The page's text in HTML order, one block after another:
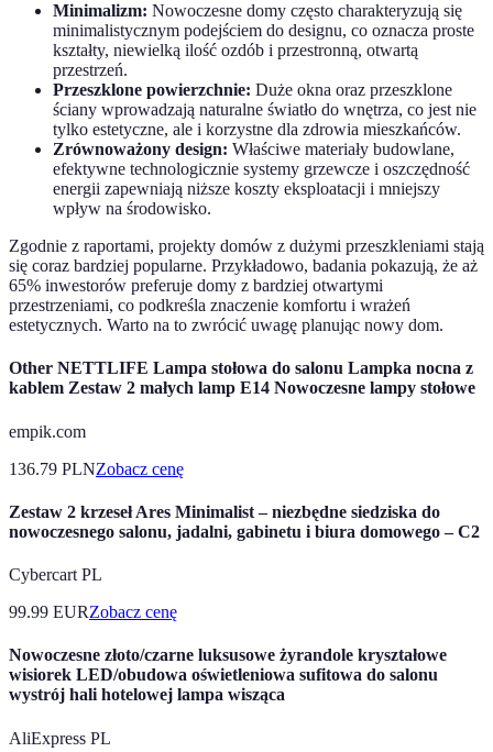
Minimalizm: Nowoczesne domy często charakteryzują się
minimalistycznym podejściem do designu, co oznacza proste
kształty, niewielką ilość ozdób i przestronną, otwartą
przestrzeń.
Przeszklone powierzchnie: Duże okna oraz przeszklone
ściany wprowadzają naturalne światło do wnętrza, co jest nie
tylko estetyczne, ale i korzystne dla zdrowia mieszkańców.
Zrównoważony design: Właściwe materiały budowlane,
efektywne technologicznie systemy grzewcze i oszczędność
energii zapewniają niższe koszty eksploatacji i mniejszy
wpływ na środowisko.
Zgodnie z raportami, projekty domów z dużymi przeszkleniami stają
się coraz bardziej popularne. Przykładowo, badania pokazują, że aż
65% inwestorów preferuje domy z bardziej otwartymi
przestrzeniami, co podkreśla znaczenie komfortu i wrażeń
estetycznych. Warto na to zwrócić uwagę planując nowy dom.
Other NETTLIFE Lampa stołowa do salonu Lampka nocna z
kablem Zestaw 2 małych lamp E14 Nowoczesne lampy stołowe
empik.com
136.79 PLNZobacz cenę
Zestaw 2 krzeseł Ares Minimalist – niezbędne siedziska do
nowoczesnego salonu, jadalni, gabinetu i biura domowego – C2
Cybercart PL
99.99 EURZobacz cenę
Nowoczesne złoto/czarne luksusowe żyrandole kryształowe
wisiorek LED/obudowa oświetleniowa sufitowa do salonu
wystrój hali hotelowej lampa wisząca
AliExpress PL